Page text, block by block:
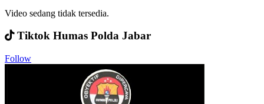
Video sedang tidak tersedia.
Tiktok Humas Polda Jabar
Follow